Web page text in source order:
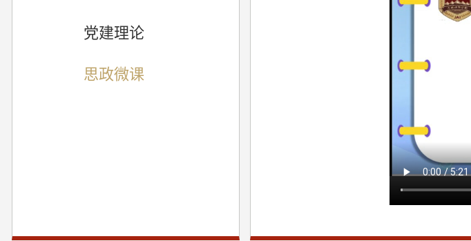
党建理论
思政微课